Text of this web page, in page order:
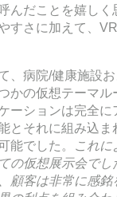
んだことを嬉し
すさに加えて、
、病院/健康施設
かの仮想テーマ
ーションは完全
とそれに組み込
能でした。
これに
の仮想展示会で
顧客は非常に感